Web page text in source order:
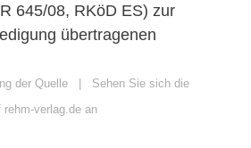
645/08, RKöD ES) zur
übertragenen
der Quelle | Sehen Sie sich die
verlag.de an